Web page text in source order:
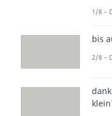
1/8 –
bis
2/8 –